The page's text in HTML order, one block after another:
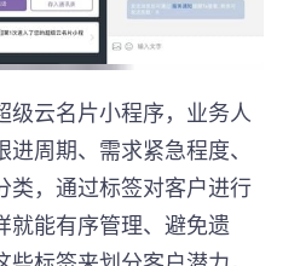
级云名片小程序，业务人
周期、需求紧急程度、
类，通过标签对客户进行
就能有序管理、避免遗